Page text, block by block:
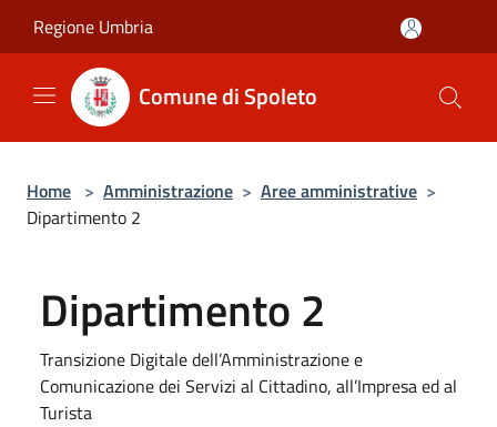
Regione Umbria
Comune di Spoleto
Home > Amministrazione > Aree amministrative >
Dipartimento 2
Dipartimento 2
Transizione Digitale dell’Amministrazione e
Comunicazione dei Servizi al Cittadino, all’Impresa ed al
Turista